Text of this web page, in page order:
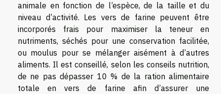
animale en fonction de l’espèce, de la taille et du
niveau d’activité. Les vers de farine peuvent être
incorporés frais pour maximiser la teneur en
nutriments, séchés pour une conservation facilitée,
ou moulus pour se mélanger aisément à d’autres
aliments. Il est conseillé, selon les conseils nutrition,
de ne pas dépasser 10 % de la ration alimentaire
totale en vers de farine afin d’assurer une